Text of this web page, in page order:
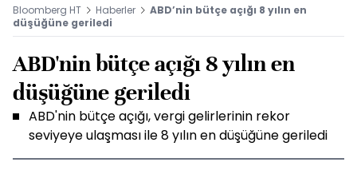
Bloomberg HT Haberler
ABD’nin bütçe açığı 8 yılın en
düşüğüne geriledi
ABD'nin bütçe açığı 8 yılın en
düşüğüne geriledi
ABD'nin bütçe açığı, vergi gelirlerinin rekor
seviyeye ulaşması ile 8 yılın en düşüğüne geriledi